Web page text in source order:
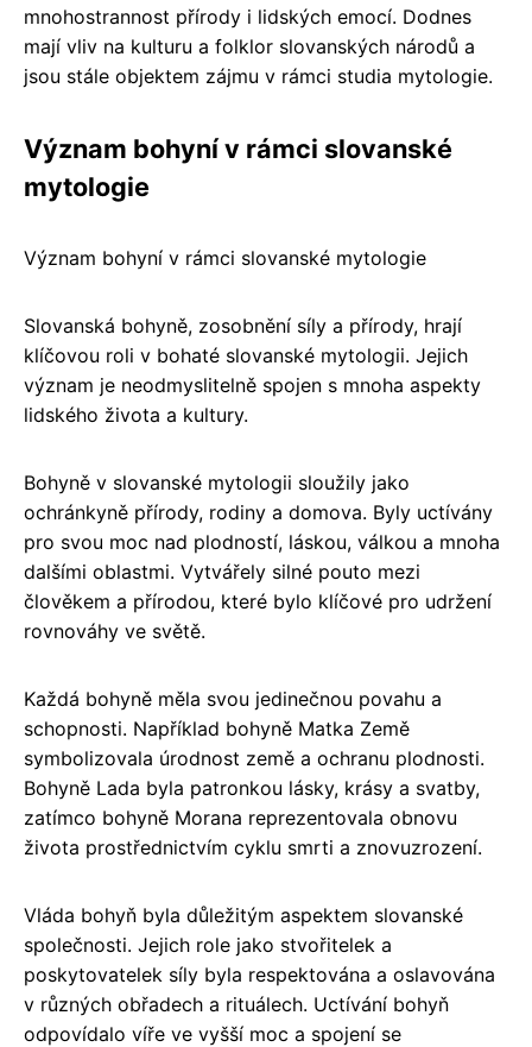
mnohostrannost přírody i lidských emocí. Dodnes
mají vliv na kulturu a folklor slovanských národů a
jsou stále objektem zájmu v rámci studia mytologie.
Význam bohyní v rámci slovanské
mytologie
Význam bohyní v rámci slovanské mytologie
Slovanská bohyně, zosobnění síly a přírody, hrají
klíčovou roli v bohaté slovanské mytologii. Jejich
význam je neodmyslitelně spojen s mnoha aspekty
lidského života a kultury.
Bohyně v slovanské mytologii sloužily jako
ochránkyně přírody, rodiny a domova. Byly uctívány
pro svou moc nad plodností, láskou, válkou a mnoha
dalšími oblastmi. Vytvářely silné pouto mezi
člověkem a přírodou, které bylo klíčové pro udržení
rovnováhy ve světě.
Každá bohyně měla svou jedinečnou povahu a
schopnosti. Například bohyně Matka Země
symbolizovala úrodnost země a ochranu plodnosti.
Bohyně Lada byla patronkou lásky, krásy a svatby,
zatímco bohyně Morana reprezentovala obnovu
života prostřednictvím cyklu smrti a znovuzrození.
Vláda bohyň byla důležitým aspektem slovanské
společnosti. Jejich role jako stvořitelek a
poskytovatelek síly byla respektována a oslavována
v různých obřadech a rituálech. Uctívání bohyň
odpovídalo víře ve vyšší moc a spojení se